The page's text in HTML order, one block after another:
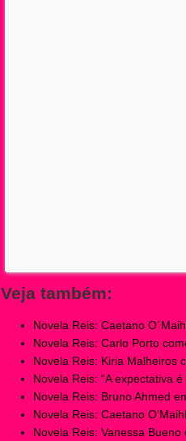
Veja também:
Novela Reis: Caetano
Novela Reis: Carlo Porto
Novela Reis: Kiria Malheiros
Novela Reis: “A expectativa é
Novela Reis: Bruno Ahmed
Novela Reis: Caetano
Novela Reis: Vanessa Bueno